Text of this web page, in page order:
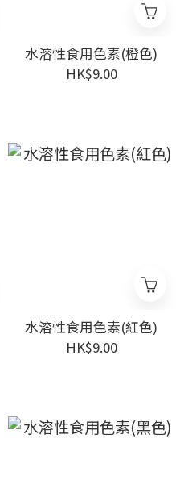
水溶性食用色素(橙色)
HK$9.00
水溶性食用色素(紅色)
HK$9.00